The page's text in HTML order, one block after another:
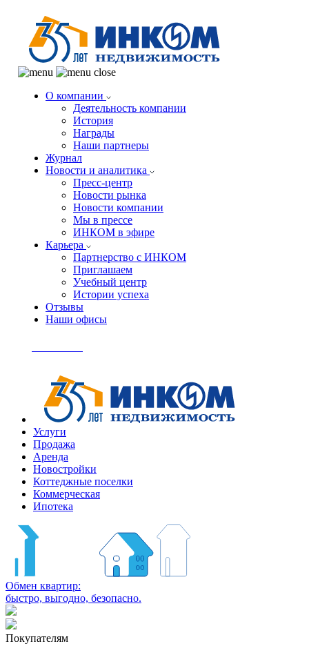
О компании
Деятельность компании
История
Награды
Наши партнеры
Журнал
Новости и аналитика
Пресс-центр
Новости рынка
Новости компании
Мы в прессе
ИНКОМ в эфире
Карьера
Партнерство с ИНКОМ
Приглашаем
Учебный центр
Истории успеха
Отзывы
Наши офисы
Услуги
Продажа
Аренда
Новостройки
Коттеджные поселки
Коммерческая
Ипотека
Обмен квартир:
быстро, выгодно, безопасно.
Покупателям